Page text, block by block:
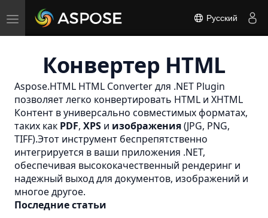
Toggle
navigation
Русский
Конвертер HTML
Aspose.HTML HTML Converter для .NET Plugin
позволяет легко конвертировать HTML и XHTML
Контент в универсально совместимых форматах,
таких как PDF, XPS и изображения(JPG, PNG,
TIFF).Этот инструмент беспрепятственно
интегрируется в ваши приложения .NET,
обеспечивая высококачественный рендеринг и
надежный выход для документов, изображений и
многое другое.
Последние статьи